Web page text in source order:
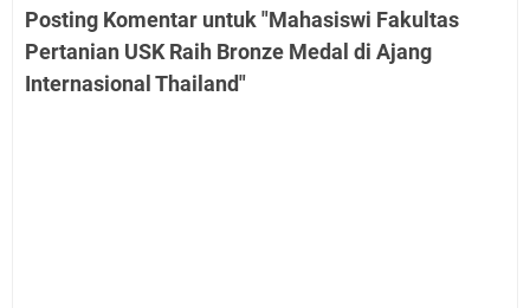
Posting Komentar untuk "Mahasiswi Fakultas
Pertanian USK Raih Bronze Medal di Ajang
Internasional Thailand"